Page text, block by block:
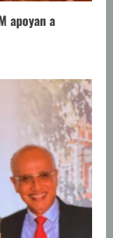
apoyan a